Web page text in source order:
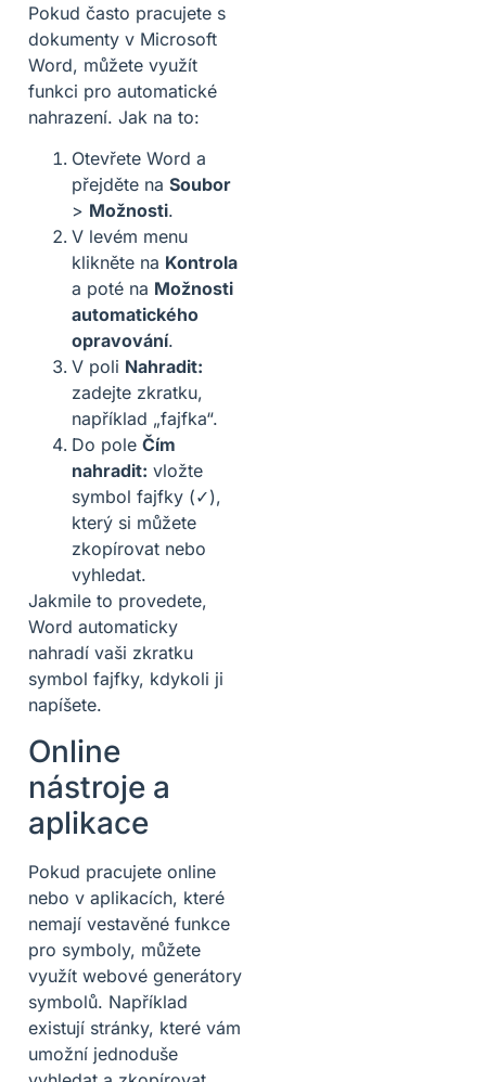
Pokud často pracujete s
dokumenty v Microsoft
Word, můžete využít
funkci pro automatické
nahrazení. Jak na to:
Otevřete Word a
přejděte na Soubor
> Možnosti.
V levém menu
klikněte na Kontrola
a poté na Možnosti
automatického
opravování.
V poli Nahradit:
zadejte zkratku,
například „fajfka“.
Do pole Čím
nahradit: vložte
symbol fajfky (✓),
který si můžete
zkopírovat nebo
vyhledat.
Jakmile to provedete,
Word automaticky
nahradí vaši zkratku
symbol fajfky, kdykoli ji
napíšete.
Online
nástroje a
aplikace
Pokud pracujete online
nebo v aplikacích, které
nemají vestavěné funkce
pro symboly, můžete
využít webové generátory
symbolů. Například
existují stránky, které vám
umožní jednoduše